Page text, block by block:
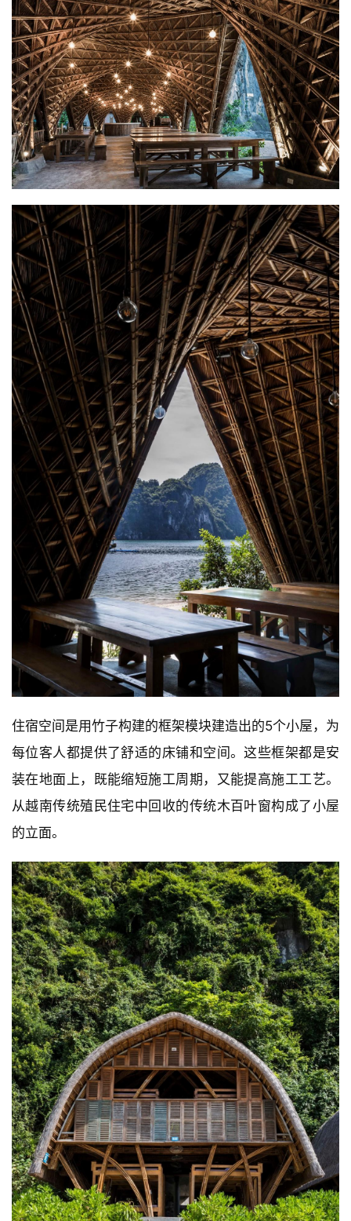
建
筑
设
计
室
内
设
计
城
市
与
景
观
建
筑
专
教
登录 注册
住宿空间是用竹子构建的框架模块建造出的5个小屋，为
每位客人都提供了舒适的床铺和空间。这些框架都是安
装在地面上，既能缩短施工周期，又能提高施工工艺。
从越南传统殖民住宅中回收的传统木百叶窗构成了小屋
的立面。